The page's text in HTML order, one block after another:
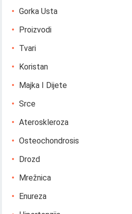
Gorka Usta
Proizvodi
Tvari
Koristan
Majka I Dijete
Srce
Ateroskleroza
Osteochondrosis
Drozd
Mrežnica
Enureza